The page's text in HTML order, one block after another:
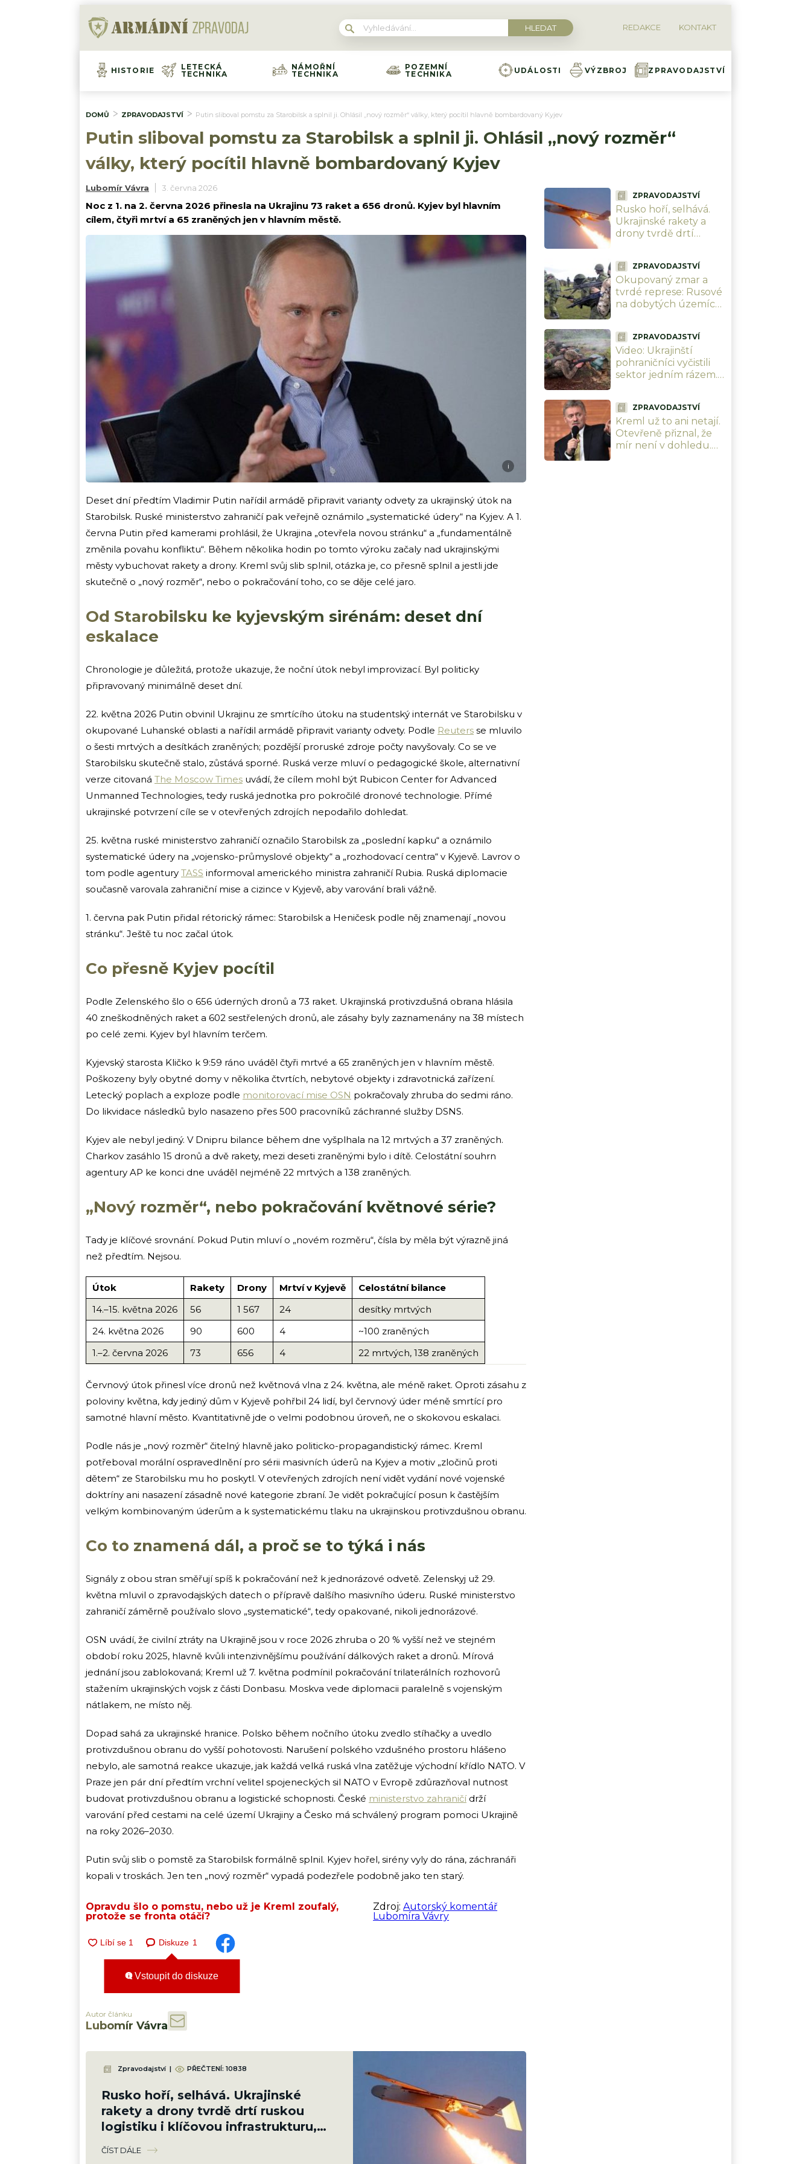
REDAKCE KONTAKT
HISTORIE
LETECKÁ
TECHNIKA
NÁMOŘNÍ
TECHNIKA
POZEMNÍ
TECHNIKA
UDÁLOSTI VÝZBROJ ZPRAVODAJSTVÍ
DOMŮ ZPRAVODAJSTVÍ Putin sliboval pomstu za Starobilsk a splnil ji. Ohlásil „nový rozměr“ války, který pocítil hlavně bombardovaný Kyjev
Putin sliboval pomstu za Starobilsk a splnil ji. Ohlásil „nový rozměr“
války, který pocítil hlavně bombardovaný Kyjev
Lubomír Vávra 3. června 2026
Noc z 1. na 2. června 2026 přinesla na Ukrajinu 73 raket a 656 dronů. Kyjev byl hlavním
cílem, čtyři mrtví a 65 zraněných jen v hlavním městě.
i
Deset dní předtím Vladimir Putin nařídil armádě připravit varianty odvety za ukrajinský útok na
Starobilsk. Ruské ministerstvo zahraničí pak veřejně oznámilo „systematické údery“ na Kyjev. A 1.
června Putin před kamerami prohlásil, že Ukrajina „otevřela novou stránku“ a „fundamentálně
změnila povahu konfliktu“. Během několika hodin po tomto výroku začaly nad ukrajinskými
městy vybuchovat rakety a drony. Kreml svůj slib splnil, otázka je, co přesně splnil a jestli jde
skutečně o „nový rozměr“, nebo o pokračování toho, co se děje celé jaro.
Od Starobilsku ke kyjevským sirénám: deset dní
eskalace
Chronologie je důležitá, protože ukazuje, že noční útok nebyl improvizací. Byl politicky
připravovaný minimálně deset dní.
22. května 2026 Putin obvinil Ukrajinu ze smrtícího útoku na studentský internát ve Starobilsku v
okupované Luhanské oblasti a nařídil armádě připravit varianty odvety. Podle Reuters se mluvilo
o šesti mrtvých a desítkách zraněných; pozdější proruské zdroje počty navyšovaly. Co se ve
Starobilsku skutečně stalo, zůstává sporné. Ruská verze mluví o pedagogické škole, alternativní
verze citovaná The Moscow Times uvádí, že cílem mohl být Rubicon Center for Advanced
Unmanned Technologies, tedy ruská jednotka pro pokročilé dronové technologie. Přímé
ukrajinské potvrzení cíle se v otevřených zdrojích nepodařilo dohledat.
25. května ruské ministerstvo zahraničí označilo Starobilsk za „poslední kapku“ a oznámilo
systematické údery na „vojensko-průmyslové objekty“ a „rozhodovací centra“ v Kyjevě. Lavrov o
tom podle agentury TASS informoval amerického ministra zahraničí Rubia. Ruská diplomacie
současně varovala zahraniční mise a cizince v Kyjevě, aby varování brali vážně.
1. června pak Putin přidal rétorický rámec: Starobilsk a Heničesk podle něj znamenají „novou
stránku“. Ještě tu noc začal útok.
Co přesně Kyjev pocítil
Podle Zelenského šlo o 656 úderných dronů a 73 raket. Ukrajinská protivzdušná obrana hlásila
40 zneškodněných raket a 602 sestřelených dronů, ale zásahy byly zaznamenány na 38 místech
po celé zemi. Kyjev byl hlavním terčem.
Kyjevský starosta Kličko k 9:59 ráno uváděl čtyři mrtvé a 65 zraněných jen v hlavním městě.
Poškozeny byly obytné domy v několika čtvrtích, nebytové objekty i zdravotnická zařízení.
Letecký poplach a exploze podle monitorovací mise OSN pokračovaly zhruba do sedmi ráno.
Do likvidace následků bylo nasazeno přes 500 pracovníků záchranné služby DSNS.
Kyjev ale nebyl jediný. V Dnipru bilance během dne vyšplhala na 12 mrtvých a 37 zraněných.
Charkov zasáhlo 15 dronů a dvě rakety, mezi deseti zraněnými bylo i dítě. Celostátní souhrn
agentury AP ke konci dne uváděl nejméně 22 mrtvých a 138 zraněných.
„Nový rozměr“, nebo pokračování květnové série?
Tady je klíčové srovnání. Pokud Putin mluví o „novém rozměru“, čísla by měla být výrazně jiná
než předtím. Nejsou.
Útok Rakety Drony Mrtví v Kyjevě
Celostátní bilance
14.–15. května 2026
56 1 567 24
desítky mrtvých
24. května 2026
90 600 4
~100 zraněných
1.–2. června 2026
73 656 4 22 mrtvých, 138 zraněných
Červnový útok přinesl více dronů než květnová vlna z 24. května, ale méně raket. Oproti zásahu z
poloviny května, kdy jediný dům v Kyjevě pohřbil 24 lidí, byl červnový úder méně smrtící pro
samotné hlavní město. Kvantitativně jde o velmi podobnou úroveň, ne o skokovou eskalaci.
Podle nás je „nový rozměr“ čitelný hlavně jako politicko-propagandistický rámec. Kreml
potřeboval morální ospravedlnění pro sérii masivních úderů na Kyjev a motiv „zločinů proti
dětem“ ze Starobilsku mu ho poskytl. V otevřených zdrojích není vidět vydání nové vojenské
doktríny ani nasazení zásadně nové kategorie zbraní. Je vidět pokračující posun k častějším
velkým kombinovaným úderům a k systematickému tlaku na ukrajinskou protivzdušnou obranu.
Co to znamená dál, a proč se to týká i nás
Signály z obou stran směřují spíš k pokračování než k jednorázové odvetě. Zelenskyj už 29.
května mluvil o zpravodajských datech o přípravě dalšího masivního úderu. Ruské ministerstvo
zahraničí záměrně používalo slovo „systematické“, tedy opakované, nikoli jednorázové.
OSN uvádí, že civilní ztráty na Ukrajině jsou v roce 2026 zhruba o 20 % vyšší než ve stejném
období roku 2025, hlavně kvůli intenzivnějšímu používání dálkových raket a dronů. Mírová
jednání jsou zablokovaná; Kreml už 7. května podmínil pokračování trilaterálních rozhovorů
stažením ukrajinských vojsk z části Donbasu. Moskva vede diplomacii paralelně s vojenským
nátlakem, ne místo něj.
Dopad sahá za ukrajinské hranice. Polsko během nočního útoku zvedlo stíhačky a uvedlo
protivzdušnou obranu do vyšší pohotovosti. Narušení polského vzdušného prostoru hlášeno
nebylo, ale samotná reakce ukazuje, jak každá velká ruská vlna zatěžuje východní křídlo NATO. V
Praze jen pár dní předtím vrchní velitel spojeneckých sil NATO v Evropě zdůrazňoval nutnost
budovat protivzdušnou obranu a logistické schopnosti. České ministerstvo zahraničídrží
varování před cestami na celé území Ukrajiny a Česko má schválený program pomoci Ukrajině
na roky 2026–2030.
Putin svůj slib o pomstě za Starobilsk formálně splnil. Kyjev hořel, sirény vyly do rána, záchranáři
kopali v troskách. Jen ten „nový rozměr“ vypadá podezřele podobně jako ten starý.
Opravdu šlo o pomstu, nebo už je Kreml zoufalý,
protože se fronta otáčí?
Zdroj:Autorský komentář
Lubomíra Vávry
Diskuze 1
Vstoupit do diskuze
Autor článku
Lubomír Vávra
Zpravodajství | PŘEČTENÍ: 10838
Rusko hoří, selhává. Ukrajinské
rakety a drony tvrdě drtí ruskou
logistiku i klíčovou infrastrukturu,
vojáci se nehnou
ČÍST DÁLE
ZPRAVODAJSTVÍ
Rusko hoří, selhává.
Ukrajinské rakety a
drony tvrdě drtí
infrastrukturu, vojáci
se nehnou
ZPRAVODAJSTVÍ
Okupovaný zmar a
tvrdé represe: Rusové
na dobytých územích
elektřiny i vody
ZPRAVODAJSTVÍ
Video: Ukrajinští
pohraničníci vyčistili
sektor jedním rázem.
Ocelová Hranice
ZPRAVODAJSTVÍ
Kreml už to ani netají.
Otevřeně přiznal, že
mír není v dohledu.